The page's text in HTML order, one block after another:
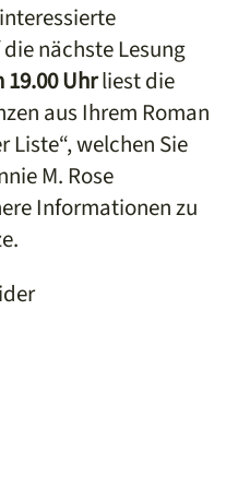
nächste Lesung
19.00 Uhrliest die
aus Ihrem Roman
Liste“, welchen Sie
M. Rose
Informationen zu